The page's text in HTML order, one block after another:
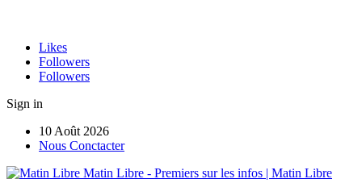
Likes
Followers
Followers
Sign in
10 Août 2026
Nous Conctacter
Matin Libre - Premiers sur les infos | Matin Libre